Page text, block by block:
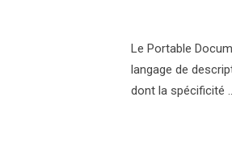
Le Portable
langage de
dont la spécificité